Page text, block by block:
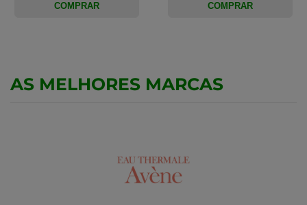
COMPRAR COMPRAR
AS MELHORES MARCAS